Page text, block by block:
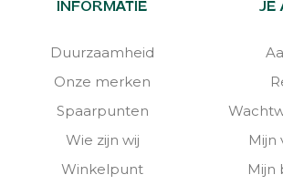
INFORMATIE
Duurzaamheid
Onze merken
Spaarpunten
Wie zijn wij
Winkelpunt
JE
Mijn
Mijn